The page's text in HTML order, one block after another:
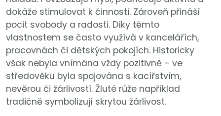
dokáže stimulovat k činnosti. Zároveň přináší
pocit svobody a radosti. Díky těmto
vlastnostem se často využívá v kancelářích,
pracovnách či dětských pokojích. Historicky
však nebyla vnímána vždy pozitivně – ve
středověku byla spojována s kacířstvím,
nevěrou či žárlivostí. Žluté růže například
tradičně symbolizují skrytou žárlivost.